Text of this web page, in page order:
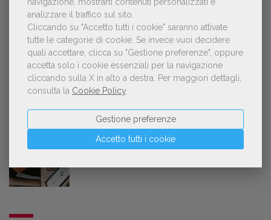
analizzare il traffico sul sito.
Cliccando su "Accetto tutti i cookie" saranno attivate
tutte le categorie di cookie. Se invece vuoi decidere
quali accettare, clicca su "Gestione preferenze", oppure
accetta solo i cookie essenziali per la navigazione
cliccando sulla X in alto a destra. Per maggiori dettagli,
consulta la Cookie Policy
Accetto tutti i cookie
Gestione preferenze
Lorenzo Armando (gruppo Piccoli editori
AIE): «Lavoriamo per tutelare chi, anche
su piccola scala, opera con un vero
approccio d'impresa»
OFFERTE DI LAVORO
Lavoro: 7 posizioni aperte e 9 stage in